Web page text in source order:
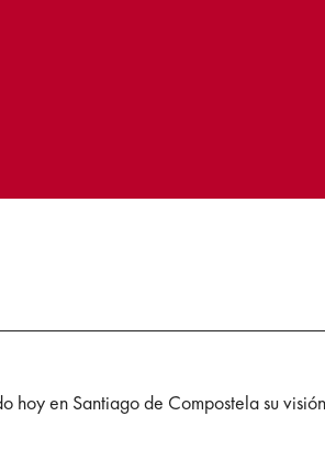
hoy en Santiago de Compostela su